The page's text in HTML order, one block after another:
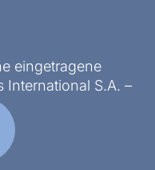
eingetragene
International S.A. –